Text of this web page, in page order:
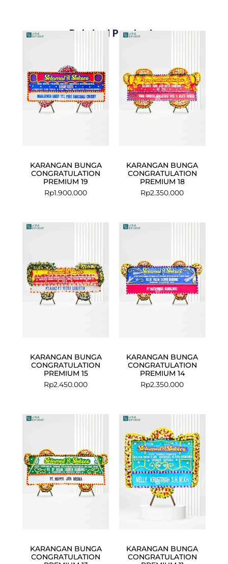
Related Products
KARANGAN BUNGA
CONGRATULATION
PREMIUM 19
Rp1.900.000
KARANGAN BUNGA
CONGRATULATION
PREMIUM 18
Rp2.350.000
KARANGAN BUNGA
CONGRATULATION
PREMIUM 15
Rp2.450.000
KARANGAN BUNGA
CONGRATULATION
PREMIUM 14
Rp2.350.000
KARANGAN BUNGA
CONGRATULATION
KARANGAN BUNGA
CONGRATULATION